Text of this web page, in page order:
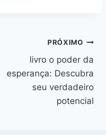
PRÓXIMO
livro o poder da
esperança: Descubra
seu verdadeiro
potencial